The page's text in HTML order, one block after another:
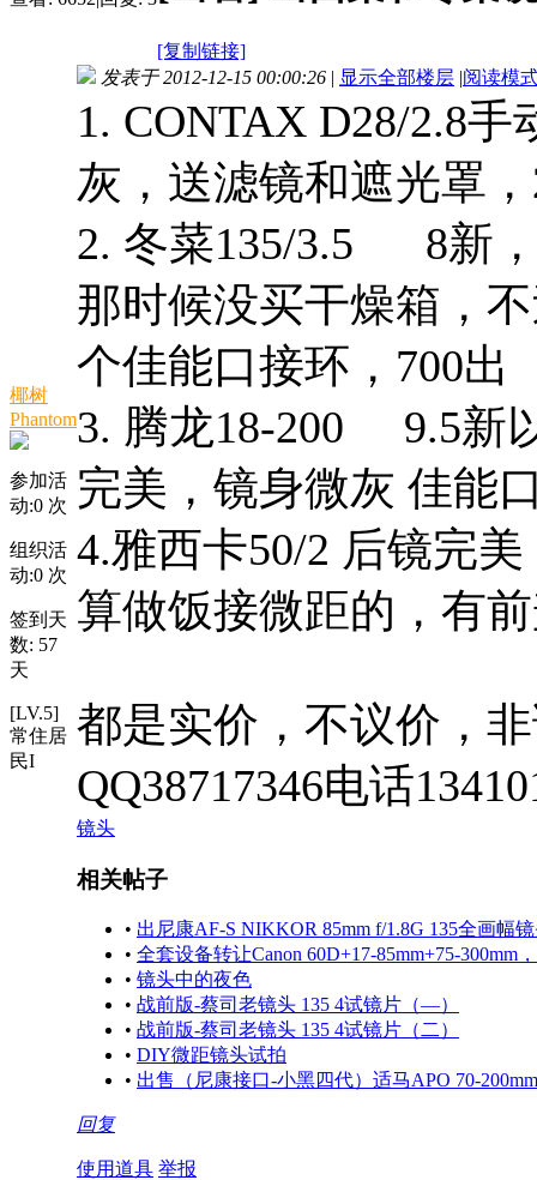
[复制链接]
椰树
Phantom
参加活
动:0 次
组织活
动:0 次
签到天
数: 57
天
[LV.5]
常住居
民I
发表于 2012-12-15 00:00:26 | 显示全部楼层 |阅读模
1. CONTAX D28/2.8
灰，送滤镜和遮光罩
2. 冬菜135/3.5 8新，
那时候没买干燥箱，
个佳能口接环，700出
3. 腾龙18-200 9.5新
完美，镜身微灰 佳能
4.雅西卡50/2 后镜完
算做饭接微距的，有
都是实价，不议价，
QQ38717346电话
镜头
相关帖子
• 出尼康AF-S NIKKOR 85mm f/1.8G 135全画幅
• 全套设备转让Canon 60D+17-85mm+75-300mm
• 镜头中的夜色
• 战前版-蔡司老镜头 135 4试镜片（—）
• 战前版-蔡司老镜头 135 4试镜片（二）
• DIY微距镜头试拍
• 出售（尼康接口-小黑四代）适马APO 70-
回复
使用道具 举报